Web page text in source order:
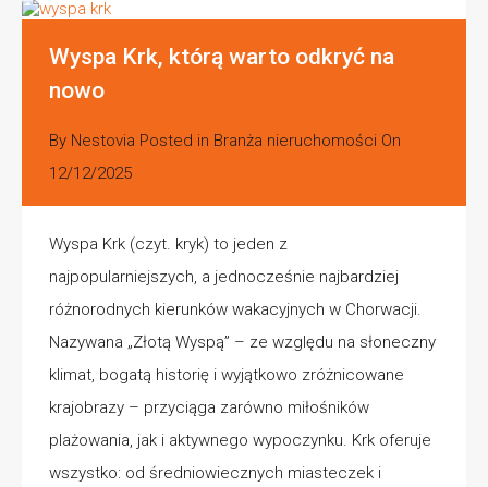
Wyspa Krk, którą warto odkryć na
nowo
By Nestovia Posted in Branża nieruchomości On
12/12/2025
Wyspa Krk (czyt. kryk) to jeden z
najpopularniejszych, a jednocześnie najbardziej
różnorodnych kierunków wakacyjnych w Chorwacji.
Nazywana „Złotą Wyspą” – ze względu na słoneczny
klimat, bogatą historię i wyjątkowo zróżnicowane
krajobrazy – przyciąga zarówno miłośników
plażowania, jak i aktywnego wypoczynku. Krk oferuje
wszystko: od średniowiecznych miasteczek i